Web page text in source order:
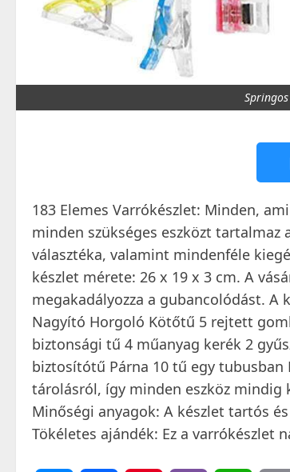
183 Elemes Varrókészlet: Minden,
minden szükséges eszközt tartalmaz
választéka, valamint mindenféle
készlet mérete: 26 x 19 x 3 cm. A
megakadályozza a gubancolódást. A
Nagyító Horgoló Kötőtű 5 rejtett
biztonsági tű 4 műanyag kerék 2
biztosítótű Párna 10 tű egy
tárolásról, így minden eszköz mindig
Minőségi anyagok: A készlet tartós
Tökéletes ajándék: Ez a varrókészlet